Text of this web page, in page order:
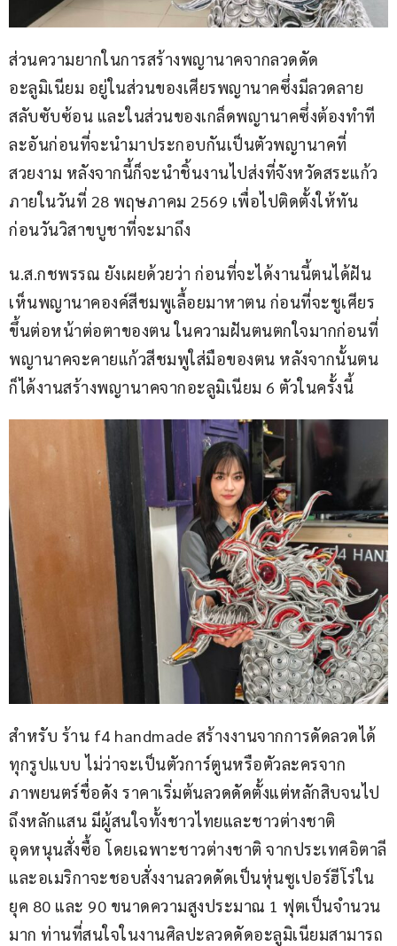
ส่วนความยากในการสร้างพญานาคจากลวดดัด
อะลูมิเนียม อยู่ในส่วนของเศียรพญานาคซึ่งมีลวดลาย
สลับซับซ้อน และในส่วนของเกล็ดพญานาคซึ่งต้องทำที
ละอันก่อนที่จะนำมาประกอบกันเป็นตัวพญานาคที่
สวยงาม หลังจากนี้ก็จะนำชิ้นงานไปส่งที่จังหวัดสระแก้ว
ภายในวันที่ 28 พฤษภาคม 2569 เพื่อไปติดตั้งให้ทัน
ก่อนวันวิสาขบูชาที่จะมาถึง
น.ส.กชพรรณ ยังเผยด้วยว่า ก่อนที่จะได้งานนี้ตนได้ฝัน
เห็นพญานาคองค์สีชมพูเลื้อยมาหาตน ก่อนที่จะชูเศียร
ขึ้นต่อหน้าต่อตาของตน ในความฝันตนตกใจมากก่อนที่
พญานาคจะคายแก้วสีชมพูใส่มือของตน หลังจากนั้นตน
ก็ได้งานสร้างพญานาคจากอะลูมิเนียม 6 ตัวในครั้งนี้
สำหรับ ร้าน f4 handmade สร้างงานจากการดัดลวดได้
ทุกรูปแบบ ไม่ว่าจะเป็นตัวการ์ตูนหรือตัวละครจาก
ภาพยนตร์ชื่อดัง ราคาเริ่มต้นลวดดัดตั้งแต่หลักสิบจนไป
ถึงหลักแสน มีผู้สนใจทั้งชาวไทยและชาวต่างชาติ
อุดหนุนสั่งซื้อ โดยเฉพาะชาวต่างชาติ จากประเทศอิตาลี
และอเมริกาจะชอบสั่งงานลวดดัดเป็นหุ่นซูเปอร์ฮีโร่ใน
ยุค 80 และ 90 ขนาดความสูงประมาณ 1 ฟุตเป็นจำนวน
มาก ท่านที่สนใจในงานศิลปะลวดดัดอะลูมิเนียมสามารถ